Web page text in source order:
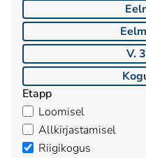
V.
Etapp
Loomisel
Allkirjastamisel
Riigikogus